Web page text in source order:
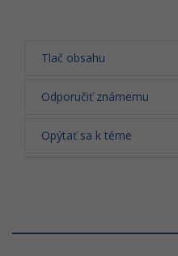
Tlač obsahu
Odporučiť známemu
Opýtať sa k téme